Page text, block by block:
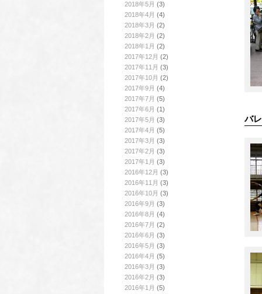
2018年5月 (3)
2018年4月 (4)
2018年3月 (2)
2018年2月 (2)
2018年1月 (2)
2017年12月 (2)
2017年11月 (3)
2017年10月 (2)
2017年9月 (4)
2017年7月 (5)
2017年6月 (1)
2017年5月 (3)
2017年4月 (5)
2017年3月 (3)
2017年2月 (3)
2017年1月 (3)
2016年12月 (3)
2016年11月 (3)
2016年10月 (3)
2016年9月 (3)
2016年8月 (4)
2016年7月 (2)
2016年6月 (3)
2016年5月 (3)
2016年4月 (5)
2016年3月 (3)
2016年2月 (3)
2016年1月 (5)
バ